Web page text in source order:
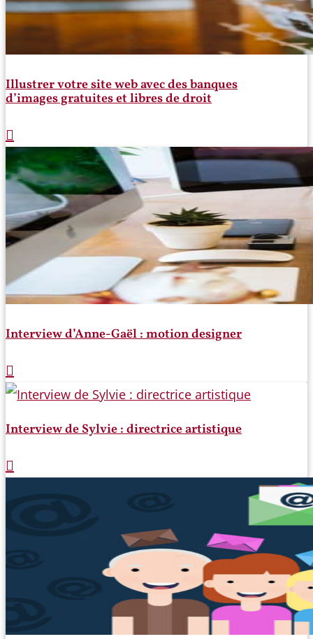
Illustrer votre site web avec des banques
d’images gratuites et libres de droit
Interview d’Anne-Gaël : motion designer
Interview de Sylvie : directrice artistique